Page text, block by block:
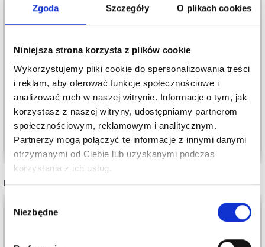
Zgoda Szczegóły O plikach cookies
Niniejsza strona korzysta z plików cookie
Wykorzystujemy pliki cookie do spersonalizowania treści
i reklam, aby oferować funkcje społecznościowe i
analizować ruch w naszej witrynie. Informacje o tym, jak
korzystasz z naszej witryny, udostępniamy partnerom
społecznościowym, reklamowym i analitycznym.
Partnerzy mogą połączyć te informacje z innymi danymi
otrzymanymi od Ciebie lub uzyskanymi podczas
korzystania z ich usług.
zgody
Niezbędne
DEKORACYJNA
WSTĄŻKA
62,35 zł
Zobacz wszystkie opcje
WSTĄŻKA
KORONKOWA,
KWIATKI, 15 MM, 13,7
M
109,00 zł
Zobacz wszystkie opcje
INNI TEŻ WIDZIELI
35% Promocja